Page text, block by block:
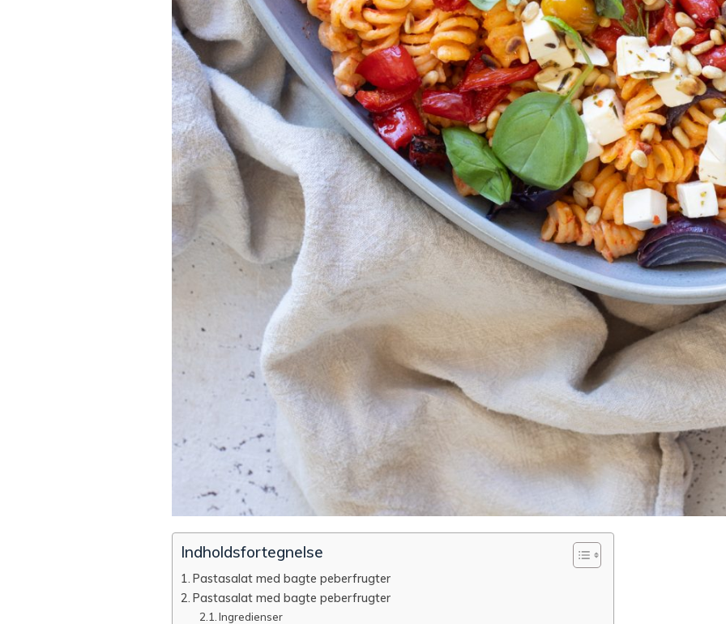
Indholdsfortegnelse
Pastasalat med bagte peberfrugter
Pastasalat med bagte peberfrugter
Ingredienser